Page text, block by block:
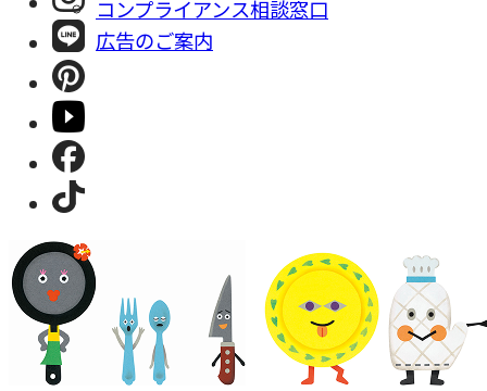
コンプライアンス相談窓⼝
広告のご案内